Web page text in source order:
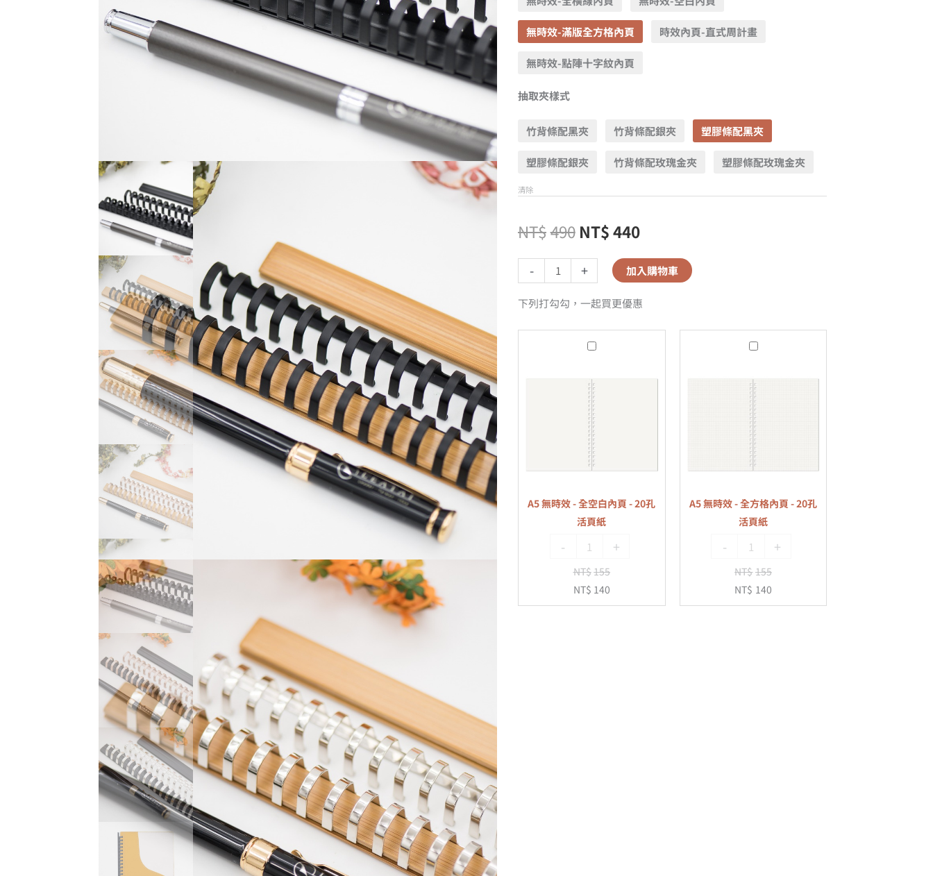
無時效-滿版全方格內頁 時效內頁-直式周計畫
無時效-點陣十字紋內頁
抽取夾樣式
竹背條配黑夾 竹背條配銀夾 塑膠條配黑夾
塑膠條配銀夾 竹背條配玫瑰金夾 塑膠條配玫瑰金夾
清除
NT$490 NT$440
- + 加入購物車
下列打勾勾，一起買更優惠
A5
時
效
-
全
空
白
頁
-
20
活
頁
A5 無時效 - 全空白內頁 - 20孔
活頁紙
- +
NT$155
NT$ 140
A5
時
效
-
全
方
格
頁
-
20
活
頁
A5 無時效 - 全方格內頁 - 20孔
活頁紙
- +
NT$155
NT$ 140